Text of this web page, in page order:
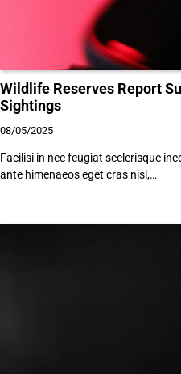
Wildlife Reserves Report
Sightings
08/05/2025
Facilisi in nec feugiat scelerisque
ante himenaeos eget cras nisl,…